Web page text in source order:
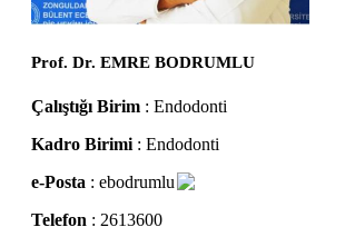
Prof. Dr. EMRE BODRUMLU
Çalıştığı Birim : Endodonti
Kadro Birimi : Endodonti
e-Posta : ebodrumlu
Telefon : 2613600